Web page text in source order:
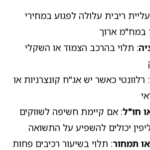
ריבית עלולה לפגוע במחירי
במח"מ ארוך
: תלוי בהרכב הצמוד או השקלי
: רלוונטי כאשר יש אג"ח קונצרניות או
חו"ל: אם קיימת חשיפה לשווקים
יכולים להשפיע על התשואה
או תמחור: תלוי בשיעור רכיבים פחות